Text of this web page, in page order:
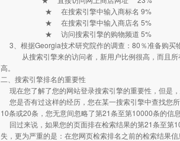
★ 在搜索引擎中输入商标名 9%
★ 在搜索引擎中输入商店名 5%
★ 访问搜索引擎的购物频道 5%
3、根据Georgia技术研究院作的调查：80％准备购买
从搜索引擎来的访问者，新用户比例很高，而且所
高。
二、搜索引擎排名的重要性
现在您了解了您的网站登录搜索引擎的重要性，但
您是否有过这样的经历，您在某一搜索引擎中查找您
10条或20条，您无意间忽略了第21条至第10000条的信
回过来说，如果您的页面排在检索结果的第21条至第
失，更为严重的是：在您网页检索排名之前的检索结果